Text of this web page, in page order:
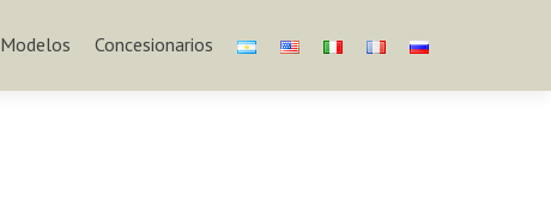
Modelos Concesionarios